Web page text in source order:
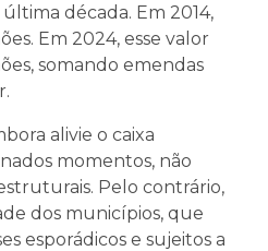
década. Em 2014,
Em 2024, esse valor
somando emendas
alivie o caixa
momentos, não
Pelo contrário,
dos municípios, que
esporádicos e sujeitos a